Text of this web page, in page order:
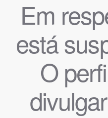
Em
está
O